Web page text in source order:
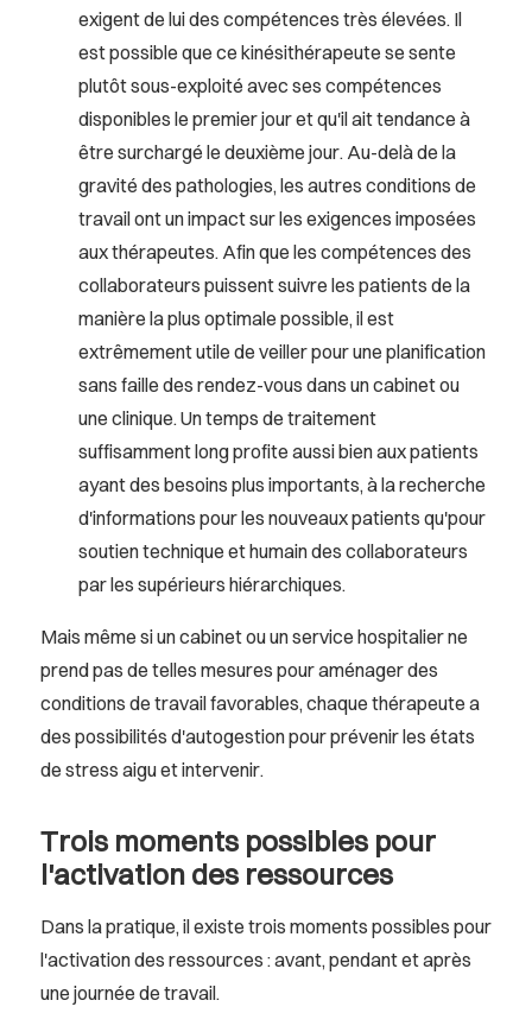
exigent de lui des compétences très élevées. Il
est possible que ce kinésithérapeute se sente
plutôt sous-exploité avec ses compétences
disponibles le premier jour et qu'il ait tendance à
être surchargé le deuxième jour. Au-delà de la
gravité des pathologies, les autres conditions de
travail ont un impact sur les exigences imposées
aux thérapeutes. Afin que les compétences des
collaborateurs puissent suivre les patients de la
manière la plus optimale possible, il est
extrêmement utile de veiller pour une planification
sans faille des rendez-vous dans un cabinet ou
une clinique. Un temps de traitement
suffisamment long profite aussi bien aux patients
ayant des besoins plus importants, à la recherche
d'informations pour les nouveaux patients qu'pour
soutien technique et humain des collaborateurs
par les supérieurs hiérarchiques.
Mais même si un cabinet ou un service hospitalier ne
prend pas de telles mesures pour aménager des
conditions de travail favorables, chaque thérapeute a
des possibilités d'autogestion pour prévenir les états
de stress aigu et intervenir.
Trois moments possibles pour
l'activation des ressources
Dans la pratique, il existe trois moments possibles pour
l'activation des ressources : avant, pendant et après
une journée de travail.